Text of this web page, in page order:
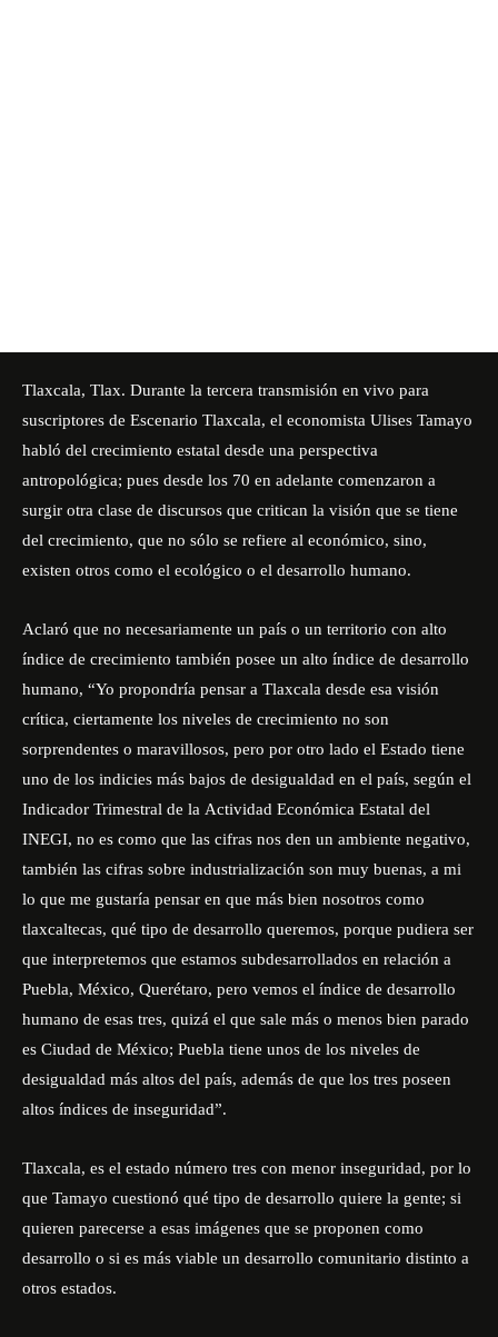
Tlaxcala, Tlax. Durante la tercera transmisión en vivo para
suscriptores de Escenario Tlaxcala, el economista Ulises Tamayo
habló del crecimiento estatal desde una perspectiva
antropológica; pues desde los 70 en adelante comenzaron a
surgir otra clase de discursos que critican la visión que se tiene
del crecimiento, que no sólo se refiere al económico, sino,
existen otros como el ecológico o el desarrollo humano.
Aclaró que no necesariamente un país o un territorio con alto
índice de crecimiento también posee un alto índice de desarrollo
humano, “Yo propondría pensar a Tlaxcala desde esa visión
crítica, ciertamente los niveles de crecimiento no son
sorprendentes o maravillosos, pero por otro lado el Estado tiene
uno de los indicies más bajos de desigualdad en el país, según el
Indicador Trimestral de la Actividad Económica Estatal del
INEGI, no es como que las cifras nos den un ambiente negativo,
también las cifras sobre industrialización son muy buenas, a mi
lo que me gustaría pensar en que más bien nosotros como
tlaxcaltecas, qué tipo de desarrollo queremos, porque pudiera ser
que interpretemos que estamos subdesarrollados en relación a
Puebla, México, Querétaro, pero vemos el índice de desarrollo
humano de esas tres, quizá el que sale más o menos bien parado
es Ciudad de México; Puebla tiene unos de los niveles de
desigualdad más altos del país, además de que los tres poseen
altos índices de inseguridad”.
Tlaxcala, es el estado número tres con menor inseguridad, por lo
que Tamayo cuestionó qué tipo de desarrollo quiere la gente; si
quieren parecerse a esas imágenes que se proponen como
desarrollo o si es más viable un desarrollo comunitario distinto a
otros estados.